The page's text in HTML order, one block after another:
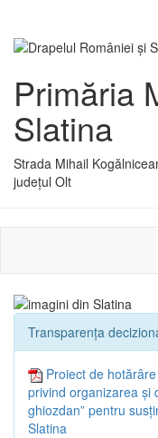
Primăria
Slatina
Strada Mihail
județul Olt
Transparența
Proiect de
privind organizarea și
ghiozdan” pentru
Slatina